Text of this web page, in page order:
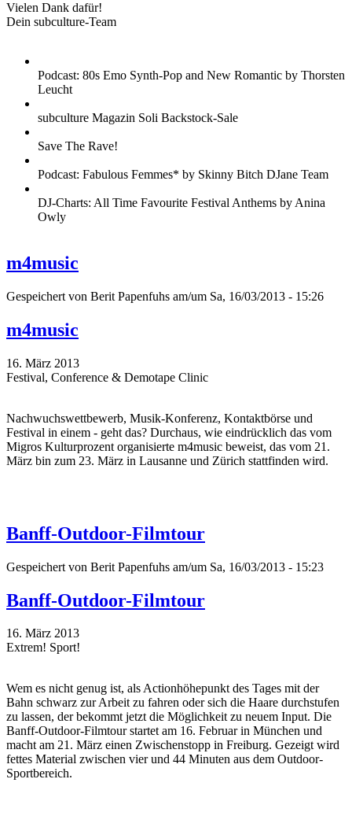
Vielen Dank dafür!
Dein subculture-Team
Podcast: 80s Emo Synth-Pop and New Romantic by Thorsten
Leucht
subculture Magazin Soli Backstock-Sale
Save The Rave!
Podcast: Fabulous Femmes* by Skinny Bitch DJane Team
DJ-Charts: All Time Favourite Festival Anthems by Anina
Owly
m4music
Gespeichert von Berit Papenfuhs am/um Sa, 16/03/2013 - 15:26
m4music
16. März 2013
Festival, Conference & Demotape Clinic
Nachwuchswettbewerb, Musik-Konferenz, Kontaktbörse und
Festival in einem - geht das? Durchaus, wie eindrücklich das vom
Migros Kulturprozent organisierte m4music beweist, das vom 21.
März bin zum 23. März in Lausanne und Zürich stattfinden wird.
Banff-Outdoor-Filmtour
Gespeichert von Berit Papenfuhs am/um Sa, 16/03/2013 - 15:23
Banff-Outdoor-Filmtour
16. März 2013
Extrem! Sport!
Wem es nicht genug ist, als Actionhöhepunkt des Tages mit der
Bahn schwarz zur Arbeit zu fahren oder sich die Haare durchstufen
zu lassen, der bekommt jetzt die Möglichkeit zu neuem Input. Die
Banff-Outdoor-Filmtour startet am 16. Februar in München und
macht am 21. März einen Zwischenstopp in Freiburg. Gezeigt wird
fettes Material zwischen vier und 44 Minuten aus dem Outdoor-
Sportbereich.